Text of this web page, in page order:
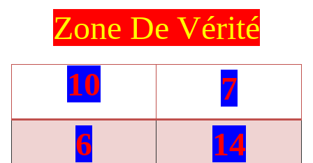
Zone De Vérité
10
7
6
14